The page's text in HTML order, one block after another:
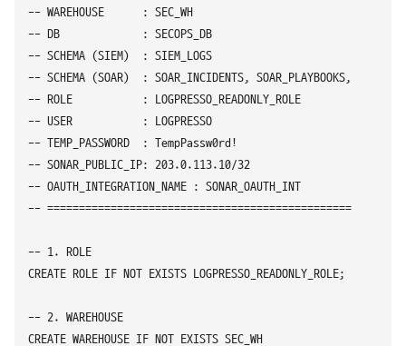
-- WAREHOUSE      : SEC_WH
-- DB             : SECOPS_DB
-- SCHEMA (SIEM)  : SIEM_LOGS
-- SCHEMA (SOAR)  : SOAR_INCIDENTS, SOAR_PLAYBOOKS,
-- ROLE           : LOGPRESSO_READONLY_ROLE
-- USER           : LOGPRESSO
-- TEMP_PASSWORD  : TempPassw0rd!
-- SONAR_PUBLIC_IP: 203.0.113.10/32
-- OAUTH_INTEGRATION_NAME : SONAR_OAUTH_INT
--
-- 1. ROLE
CREATE ROLE IF NOT EXISTS LOGPRESSO_READONLY_ROLE;
-- 2. WAREHOUSE
CREATE WAREHOUSE IF NOT EXISTS SEC_WH